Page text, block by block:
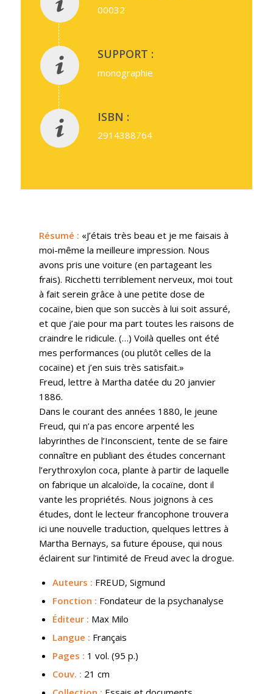
00032
SUPPORT :
monographie
ISBN :
2914388764
Résumé : «J’étais très beau et je me faisais à
moi-même la meilleure impression. Nous
avons pris une voiture (en partageant les
frais). Ricchetti terriblement nerveux, moi tout
à fait serein grâce à une petite dose de
cocaïne, bien que son succès à lui soit assuré,
et que j’aie pour ma part toutes les raisons de
craindre le ridicule. (…) Voilà quelles ont été
mes performances (ou plutôt celles de la
cocaïne) et j’en suis très satisfait.»
Freud, lettre à Martha datée du 20 janvier
1886.
Dans le courant des années 1880, le jeune
Freud, qui n’a pas encore arpenté les
labyrinthes de l’Inconscient, tente de se faire
connaître en publiant des études concernant
l’erythroxylon coca, plante à partir de laquelle
on fabrique un alcaloïde, la cocaïne, dont il
vante les propriétés. Nous joignons à ces
études, dont le lecteur francophone trouvera
ici une nouvelle traduction, quelques lettres à
Martha Bernays, sa future épouse, qui nous
éclairent sur l’intimité de Freud avec la drogue.
Auteurs : FREUD, Sigmund
Fonction : Fondateur de la psychanalyse
Éditeur : Max Milo
Langue : Français
Pages : 1 vol. (95 p.)
Couv. : 21 cm